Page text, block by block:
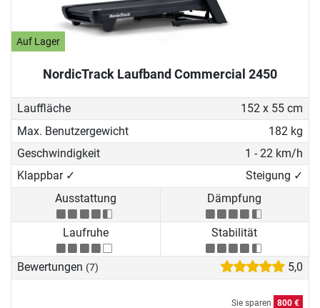
Auf Lager
NordicTrack Laufband Commercial 2450
Lauffläche
152 x 55 cm
Max. Benutzergewicht
182 kg
Geschwindigkeit
1 - 22 km/h
Klappbar ✓
Steigung ✓
Ausstattung
Dämpfung
Laufruhe Stabilität
Bewertungen (7) 5,0
Sie sparen 800 €